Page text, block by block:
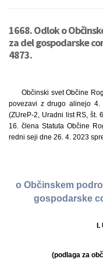
1668. Odlok o
za del gospodarske
4873.
Občinski svet Občine
povezavi z drugo alinejo
(ZUreP-2, Uradni list RS, št.
16. člena Statuta Občine
redni seji dne 26. 4. 2023
o Občinskem
gospodarske
(podlaga za